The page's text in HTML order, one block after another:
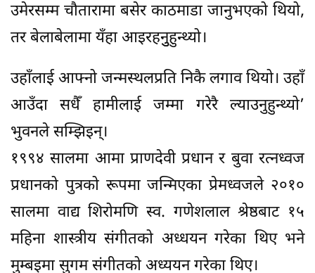
उमेरसम्म चौतारामा बसेर काठमाडा जानुभएको थियो,
तर बेलाबेलामा यँहा आइरहनुुहुन्थ्यो।
उहाँलाई आफ्नो जन्मस्थलप्रति निकै लगाव थियो। उहाँ
आउँदा सधैँ हामीलाई जम्मा गरेरै ल्याउनुहुन्थ्यो’
भुवनले सम्झिइन्।
१९९४ सालमा आमा प्राणदेवी प्रधान र बुवा रत्नध्वज
प्रधानको पुत्रको रूपमा जन्मिएका प्रेमध्वजले २०१०
सालमा वाद्य शिरोमणि स्व. गणेशलाल श्रेष्ठबाट १५
महिना शास्त्रीय संगीतको अध्धयन गरेका थिए भने
मुम्बइमा सुगम संगीतको अध्ययन गरेका थिए।